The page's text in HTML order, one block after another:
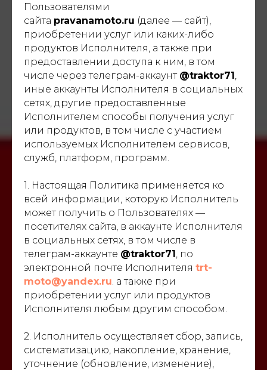
Пользователями
сайта pravanamoto.ru (далее — сайт),
приобретении услуг или каких-либо
продуктов Исполнителя, а также при
предоставлении доступа к ним, в том
числе через телеграм-аккаунт @traktor71,
иные аккаунты Исполнителя в социальных
сетях, другие предоставленные
Исполнителем способы получения услуг
или продуктов, в том числе с участием
используемых Исполнителем сервисов,
служб, платформ, программ.
1. Настоящая Политика применяется ко
всей информации, которую Исполнитель
может получить о Пользователях —
посетителях сайта, в аккаунте Исполнителя
в социальных сетях, в том числе в
телеграм-аккаунте @traktor71, по
электронной почте Исполнителя trt-
moto@yandex.ru. а также при
приобретении услуг или продуктов
Исполнителя любым другим способом.
2. Исполнитель осуществляет сбор, запись,
систематизацию, накопление, хранение,
уточнение (обновление, изменение),